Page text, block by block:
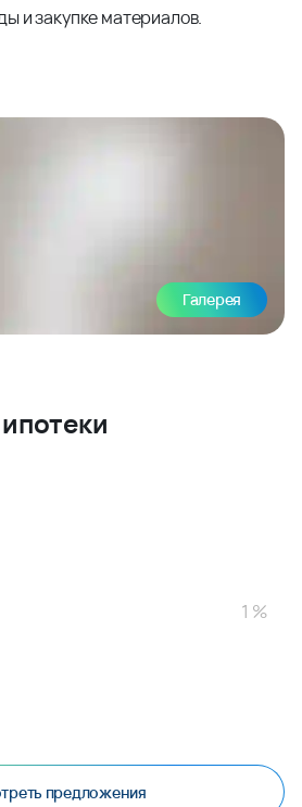
и закупке материалов.
Галерея
предложения